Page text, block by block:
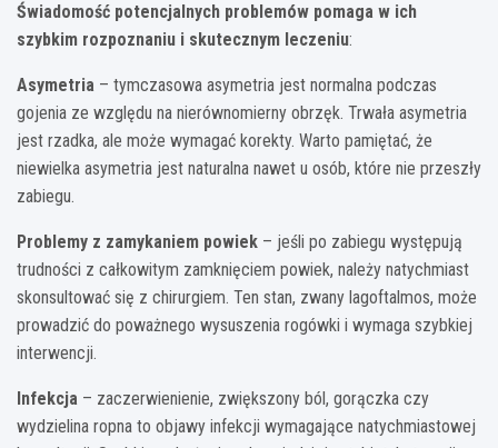
Świadomość potencjalnych problemów pomaga w ich
szybkim rozpoznaniu i skutecznym leczeniu:
Asymetria – tymczasowa asymetria jest normalna podczas
gojenia ze względu na nierównomierny obrzęk. Trwała asymetria
jest rzadka, ale może wymagać korekty. Warto pamiętać, że
niewielka asymetria jest naturalna nawet u osób, które nie przeszły
zabiegu.
Problemy z zamykaniem powiek – jeśli po zabiegu występują
trudności z całkowitym zamknięciem powiek, należy natychmiast
skonsultować się z chirurgiem. Ten stan, zwany lagoftalmos, może
prowadzić do poważnego wysuszenia rogówki i wymaga szybkiej
interwencji.
Infekcja – zaczerwienienie, zwiększony ból, gorączka czy
wydzielina ropna to objawy infekcji wymagające natychmiastowej